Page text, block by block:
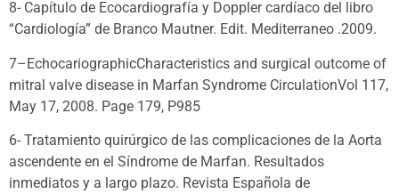
8- Capítulo de Ecocardiografía y Doppler cardíaco del libro
“Cardiología” de Branco Mautner. Edit. Mediterraneo .2009.
7–EchocariographicCharacteristics and surgical outcome of
mitral valve disease in Marfan Syndrome CirculationVol 117,
May 17, 2008. Page 179, P985
6- Tratamiento quirúrgico de las complicaciones de la Aorta
ascendente en el Síndrome de Marfan. Resultados
inmediatos y a largo plazo. Revista Española de